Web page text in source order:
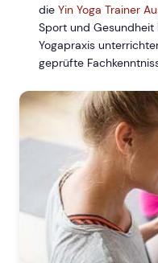
die Yin Yoga Trainer
Sport und Gesundheit
Yogapraxis
geprüfte